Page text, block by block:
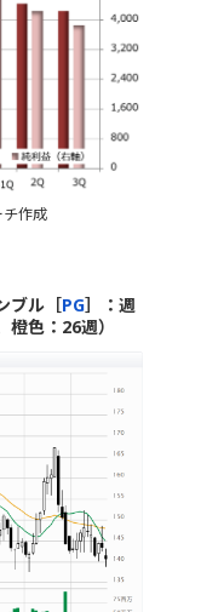
作成
ブル［PG］：週
色：26週）